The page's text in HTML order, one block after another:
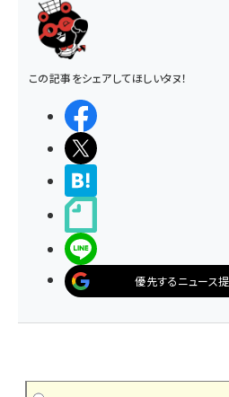
この記事をシェアしてほしいタヌ！
優先するニュース